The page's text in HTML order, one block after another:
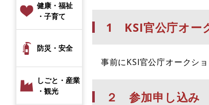
健康・福祉
・子育て
防災・安全
しごと・産業
・観光
1 KSI官公庁オー
事前にKSI官公庁オークシ
２ 参加申し込み